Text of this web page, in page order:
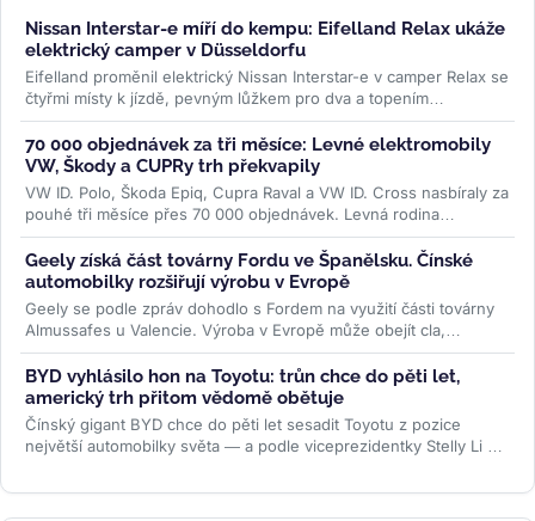
Nissan Interstar-e míří do kempu: Eifelland Relax ukáže
elektrický camper v Düsseldorfu
Eifelland proměnil elektrický Nissan Interstar-e v camper Relax se
čtyřmi místy k jízdě, pevným lůžkem pro dva a topením
napájeným z...>>
70 000 objednávek za tři měsíce: Levné elektromobily
VW, Škody a CUPRy trh překvapily
VW ID. Polo, Škoda Epiq, Cupra Raval a VW ID. Cross nasbíraly za
pouhé tři měsíce přes 70 000 objednávek. Levná rodina
elektromobilů...>>
Geely získá část továrny Fordu ve Španělsku. Čínské
automobilky rozšiřují výrobu v Evropě
Geely se podle zpráv dohodlo s Fordem na využití části továrny
Almussafes u Valencie. Výroba v Evropě může obejít cla,
zachránit kapacity...>>
BYD vyhlásilo hon na Toyotu: trůn chce do pěti let,
americký trh přitom vědomě obětuje
Čínský gigant BYD chce do pěti let sesadit Toyotu z pozice
největší automobilky světa — a podle viceprezidentky Stelly Li k